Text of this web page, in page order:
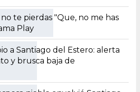
te pierdas "Que, no me has
Play
a Santiago del Estero: alerta
y brusca baja de